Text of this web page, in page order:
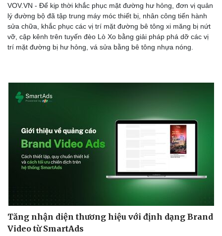
VOV.VN - Để kịp thời khắc phục mặt đường hư hỏng, đơn vị quản
lý đường bộ đã tập trung máy móc thiết bị, nhân công tiến hành
sửa chữa, khắc phục các vị trí mặt đường bê tông xi măng bị nứt
vỡ, cập kênh trên tuyến đèo Lò Xo bằng giải pháp phá dỡ các vị
trí mặt đường bị hư hỏng, vá sửa bằng bê tông nhựa nóng.
Tăng nhận diện thương hiệu với định dạng Brand
Video từ SmartAds